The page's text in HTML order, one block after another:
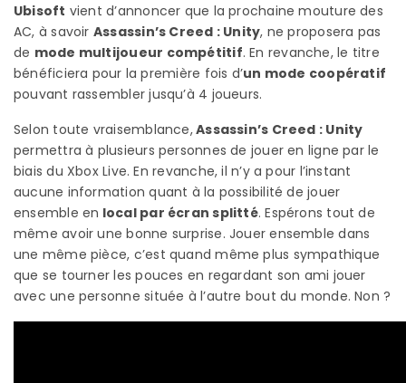
Ubisoft vient d’annoncer que la prochaine mouture des
AC, à savoir Assassin’s Creed : Unity, ne proposera pas
de mode multijoueur compétitif. En revanche, le titre
bénéficiera pour la première fois d’un mode coopératif
pouvant rassembler jusqu’à 4 joueurs.
Selon toute vraisemblance,Assassin’s Creed : Unity
permettra à plusieurs personnes de jouer en ligne par le
biais du Xbox Live. En revanche, il n’y a pour l’instant
aucune information quant à la possibilité de jouer
ensemble en local par écran splitté. Espérons tout de
même avoir une bonne surprise. Jouer ensemble dans
une même pièce, c’est quand même plus sympathique
que se tourner les pouces en regardant son ami jouer
avec une personne située à l’autre bout du monde. Non ?